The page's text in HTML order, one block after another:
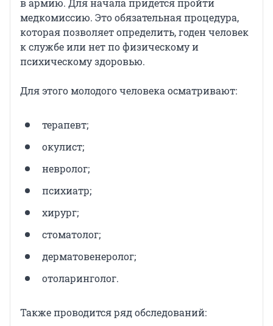
в армию. Для начала придется пройти
медкомиссию. Это обязательная процедура,
которая позволяет определить, годен человек
к службе или нет по физическому и
психическому здоровью.
Для этого молодого человека осматривают:
терапевт;
окулист;
невролог;
психиатр;
хирург;
стоматолог;
дерматовенеролог;
отоларинголог.
Также проводится ряд обследований: